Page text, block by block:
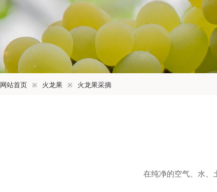
网站首页 ※ 火龙果 ※ 火龙果采摘
在纯净的空气、水、